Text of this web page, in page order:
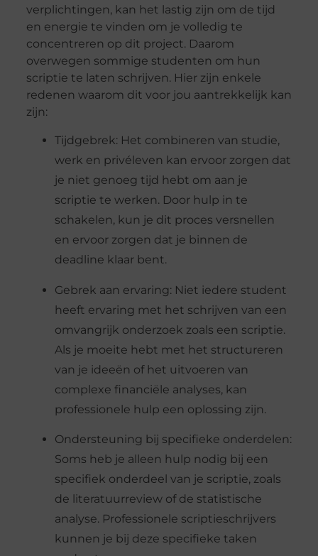
verplichtingen, kan het lastig zijn om de tijd
en energie te vinden om je volledig te
concentreren op dit project. Daarom
overwegen sommige studenten om hun
scriptie te laten schrijven. Hier zijn enkele
redenen waarom dit voor jou aantrekkelijk kan
zijn:
Tijdgebrek: Het combineren van studie,
werk en privéleven kan ervoor zorgen dat
je niet genoeg tijd hebt om aan je
scriptie te werken. Door hulp in te
schakelen, kun je dit proces versnellen
en ervoor zorgen dat je binnen de
deadline klaar bent.
Gebrek aan ervaring: Niet iedere student
heeft ervaring met het schrijven van een
omvangrijk onderzoek zoals een scriptie.
Als je moeite hebt met het structureren
van je ideeën of het uitvoeren van
complexe financiële analyses, kan
professionele hulp een oplossing zijn.
Ondersteuning bij specifieke onderdelen:
Soms heb je alleen hulp nodig bij een
specifiek onderdeel van je scriptie, zoals
de literatuurreview of de statistische
analyse. Professionele scriptieschrijvers
kunnen je bij deze specifieke taken